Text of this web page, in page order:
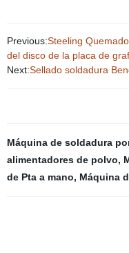
Previous:Steeling
del disco de la placa de
Next:Sellado soldadura
Máquina de soldadura
alimentadores de polvo,
de Pta a mano, Máquina